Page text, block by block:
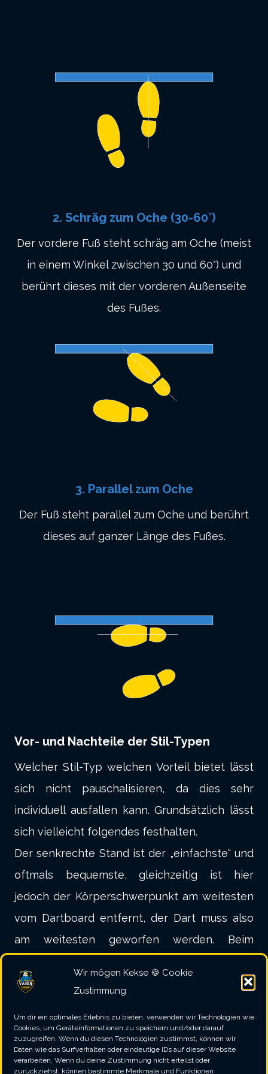
Wir mögen Kekse 🍪 Cookie
Zustimmung
Um dir ein optimales Erlebnis zu bieten, verwenden wir Technologien wie
Cookies, um Geräteinformationen zu speichern und/oder darauf
zuzugreifen. Wenn du diesen Technologien zustimmst, können wir
Daten wie das Surfverhalten oder eindeutige IDs auf dieser Website
verarbeiten. Wenn du deine Zustimmung nicht erteilst oder
zurückziehst, können bestimmte Merkmale und Funktionen
2. Schräg zum Oche (30-60°)
Der vordere Fuß steht schräg am Oche (meist
in einem Winkel zwischen 30 und 60°) und
berührt dieses mit der vorderen Außenseite
des Fußes.
3. Parallel zum Oche
Der Fuß steht parallel zum Oche und berührt
dieses auf ganzer Länge des Fußes.
Vor- und Nachteile der Stil-Typen
Welcher Stil-Typ welchen Vorteil bietet lässt
sich nicht pauschalisieren, da dies sehr
individuell ausfallen kann. Grundsätzlich lässt
sich vielleicht folgendes festhalten.
Der senkrechte Stand ist der „einfachste“ und
oftmals bequemste, gleichzeitig ist hier
jedoch der Körperschwerpunkt am weitesten
vom Dartboard entfernt, der Dart muss also
am weitesten geworfen werden. Beim
näher am Dartboard, jedoch ist dieser Stand
schräge Stand ist der Mittelweg und daher
vielleicht der ausgewogenste der drei Typen.